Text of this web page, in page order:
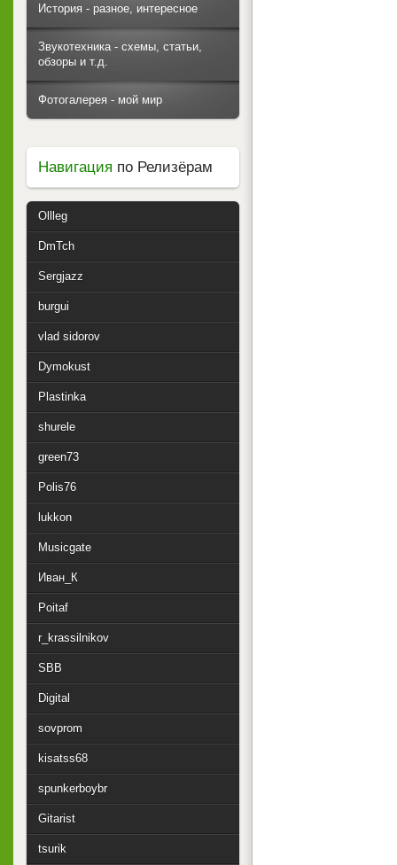
История - разное, интересное
Звукотехника - схемы, статьи,
обзоры и т.д.
Фотогалерея - мой мир
Навигация по Релизёрам
Ollleg
DmTch
Sergjazz
burgui
vlad sidorov
Dymokust
Plastinka
shurele
green73
Polis76
lukkon
Musicgate
Иван_К
Poitaf
r_krassilnikov
SBB
Digital
sovprom
kisatss68
spunkerboybr
Gitarist
tsurik